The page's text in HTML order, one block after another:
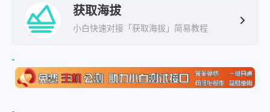
获取海拔
小白快速对接「获取海拔」简易教程